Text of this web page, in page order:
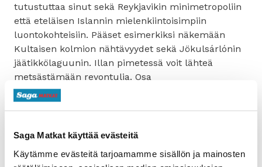
Saga Matkat käyttää evästeitä
Käytämme evästeitä tarjoamamme sisällön ja mainosten
tutustuttaa sinut sekä Reykjavikin minimetropoliin
että eteläisen Islannin mielenkiintoisimpiin
luontokohteisiin. Pääset esimerkiksi näkemään
Kultaisen kolmion nähtävyydet sekä Jökulsárlónin
jäätikkölaguunin. Illan pimetessä voit lähteä
metsästämään revontulia. Osa
maatilamajoituksista tarjoaa myös halutessasi niin
kutsutun revontuliherätyksen, jolloin luonnonilmiö
Varaa »